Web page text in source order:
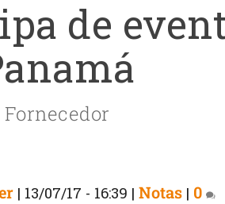
de
Fornecedor
| 13/07/17 - 16:39 | Notas| 0